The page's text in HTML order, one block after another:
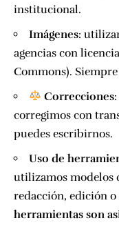
institucional.
Imágenes:
agencias con
Commons).
Correcciones
corregimos con
puedes escribirnos.
Uso de
utilizamos modelos
redacción, edición
herramientas son